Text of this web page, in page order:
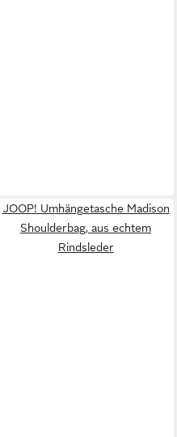
JOOP! Umhängetasche Madison
Shoulderbag, aus echtem
Rindsleder